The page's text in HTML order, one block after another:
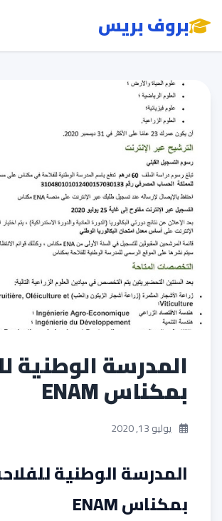
بروف بريس
المدرسة الوطنية
بمكناس ENAM
يوليو 13, 2020
المدرسة الوطنية
بمكناس ENAM